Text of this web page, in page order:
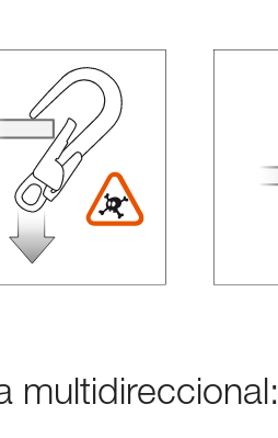
multidireccional: